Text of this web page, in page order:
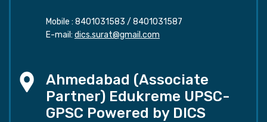
Mobile : 8401031583 / 8401031587
E-mail: dics.surat@gmail.com
Ahmedabad (Associate
Partner) Edukreme UPSC-
GPSC Powered by DICS